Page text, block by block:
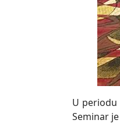
U periodu
Seminar